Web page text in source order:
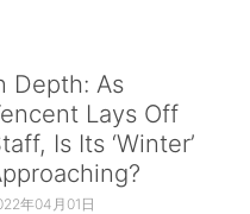
Depth: As
Lays Off
Is Its ‘Winter’
年04月01日